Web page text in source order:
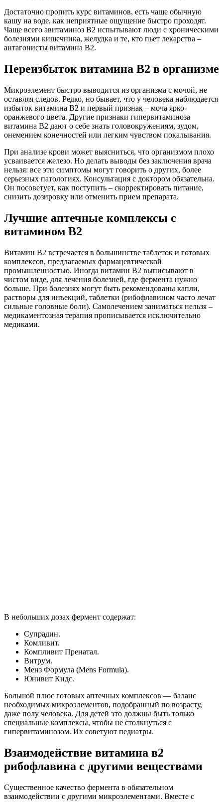
Достаточно пропить курс витаминов, есть чаще обычную
кашу на воде, как неприятные ощущение быстро проходят.
Чаще всего авитаминоз В2 испытывают люди с хроническими
болезнями кишечника, желудка и те, кто пьет лекарства –
антагонисты витамина В2.
Переизбыток витамина В2 в организме
Микроэлемент быстро выводится из организма с мочой, не
оставляя следов. Редко, но бывает, что у человека наблюдается
избыток витамина В2 и первый признак – моча ярко-
оранжевого цвета. Другие признаки гипервитаминоза
витамина В2 дают о себе знать головокружениям, зудом,
онемением конечностей или легким чувством покалывания.
При анализе крови может выясниться, что организмом плохо
усваивается железо. Но делать выводы без заключения врача
нельзя: все эти симптомы могут говорить о других, более
серьезных патологиях. Консультация с доктором обязательна.
Он посоветует, как поступить – скорректировать питание,
снизить дозировку или отменить прием препарата.
Лучшие аптечные комплексы с
витамином B2
Витамин В2 встречается в большинстве таблеток и готовых
комплексов, предлагаемых фармацевтической
промышленностью. Иногда витамин В2 выписывают в
чистом виде, для лечения болезней, где фермента нужно
больше. При болезнях могут быть рекомендованы капли,
растворы для инъекций, таблетки (рибофлавином часто лечат
сильные головные боли). Самолечением заниматься нельзя –
медикаментозная терапия прописывается исключительно
медиками.
В небольших дозах фермент содержат:
Супрадин.
Комливит.
Компливит Пренатал.
Витрум.
Менз Формула (Mens Formula).
Юнивит Кидс.
Большой плюс готовых аптечных комплексов — баланс
необходимых микроэлементов, подобранный по возрасту,
даже полу человека. Для детей это должны быть только
специальные комплексы, чтобы не столкнуться с
гипервитаминозом. Их советуют педиатры.
Взаимодействие витамина в2
рибофлавина с другими веществами
Существенное качество фермента в обязательном
взаимодействии с другими микроэлементами. Вместе с